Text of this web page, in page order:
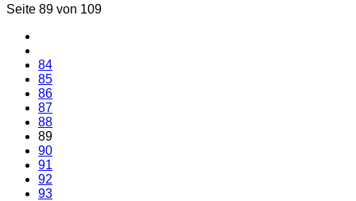
Seite 89 von 109
84
85
86
87
88
89
90
91
92
93